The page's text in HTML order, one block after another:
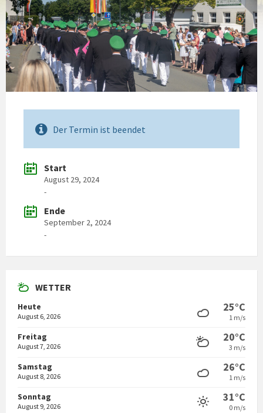
Der Termin ist beendet
Start
August 29, 2024
-
Ende
September 2, 2024
-
WETTER
Heute
August 6, 2026
25°C
1 m/s
Freitag
August 7, 2026
20°C
3 m/s
Samstag
August 8, 2026
26°C
1 m/s
Sonntag
August 9, 2026
31°C
0 m/s